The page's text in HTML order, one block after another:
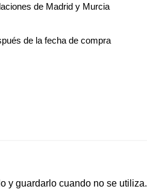
de Madrid y Murcia
de la fecha de compra
y guardarlo cuando no se utiliza.